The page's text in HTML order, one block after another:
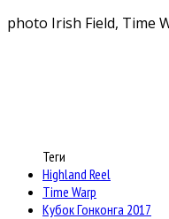
photo Irish Field, Time
Теги
Highland Reel
Time Warp
Кубок Гонконга 2017